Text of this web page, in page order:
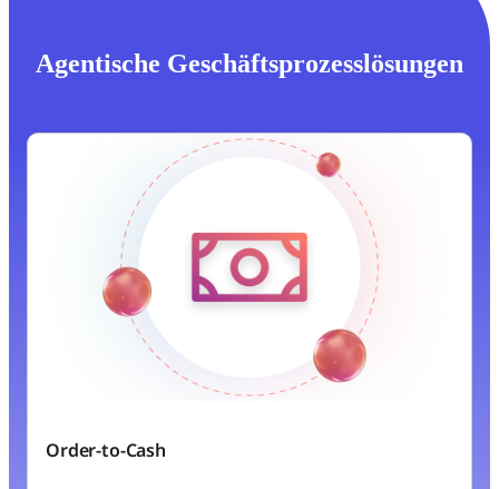
Agentische Geschäftsprozesslösungen
Order-to-Cash